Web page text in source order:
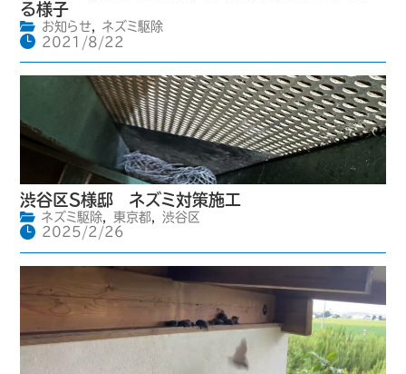
る様子
お知らせ,
ネズミ駆除
2021/8/22
渋谷区S様邸 ネズミ対策施工
ネズミ駆除, 東京都,
渋谷区
2025/2/26